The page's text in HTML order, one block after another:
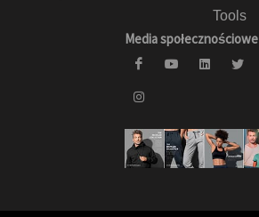
Tools
Media społecznościowe